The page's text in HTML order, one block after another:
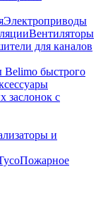
Электроприводы
Вентиляторы
для каналов
быстрого
заслонок c
и
Пожарное